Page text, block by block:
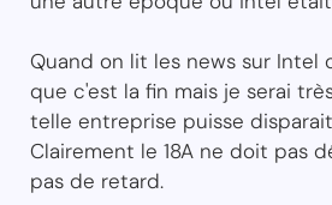
Quand on lit les news sur Intel
que c'est la fin mais je serai
telle entreprise puisse
Clairement le 18A ne doit pas
pas de retard.